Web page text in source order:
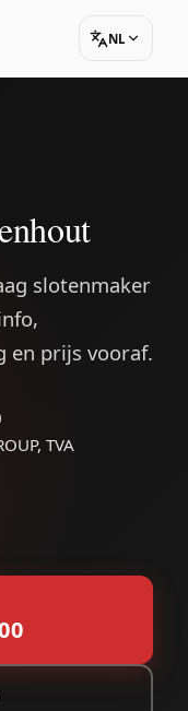
NL
slotenmaker
en prijs vooraf.
TVA